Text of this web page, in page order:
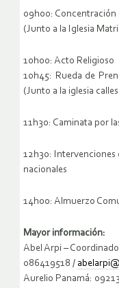
09h00: Concentración
(Junto a la Iglesia
10h00: Acto Religioso
10h45: Rueda de
(Junto a la iglesia
11h30: Caminata por
12h30: Intervenciones
nacionales
14h00: Almuerzo
Mayor información:
Abel Arpi –
086419518 /
Aurelio Panamá: